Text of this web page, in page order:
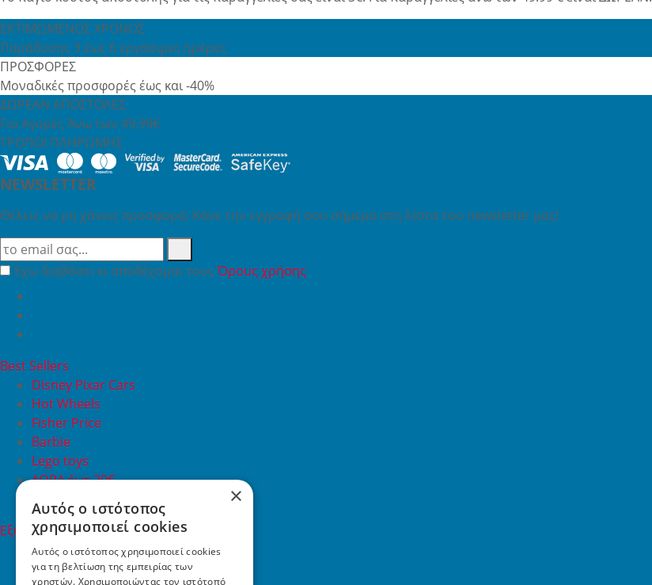
ΕΚΤΙΜΩΜΕΝΟΣ ΧΡΟΝΟΣ
Παράδοσης 3 έως 6 εργάσιμες ημέρες
ΠΡΟΣΦΟΡΕΣ
Μοναδικές προσφορές έως και -40%
ΔΩΡΕΑΝ ΑΠΟΣΤΟΛΕΣ
Για Αγορές Άνω των 49,99€
ΤΡΟΠΟΙ ΠΛΗΡΩΜΗΣ
NEWSLETTER
Θέλεις να μη χάνεις προσφορά; Κάνε την εγγραφή σου σήμερα στη λίστα του newsletter μας!
Έχω διαβάσει κι αποδέχομαι τουςΌρους χρήσης
Best Sellers
Disney Pixar Cars
Hot Wheels
Fisher Price
Barbie
Lego toys
ΔΩΡΑ έως 20€
ΠΡΟΣΦΟΡΕΣ
Εξυπηρέτηση Πελατών
Εξυπηρέτηση πελατών
Συχνές ερωτήσεις
×
Αυτός ο ιστότοπος
χρησιμοποιεί cookies
Αυτός ο ιστότοπος χρησιμοποιεί cookies
για τη βελτίωση της εμπειρίας των
χρηστών. Χρησιμοποιώντας τον ιστότοπό